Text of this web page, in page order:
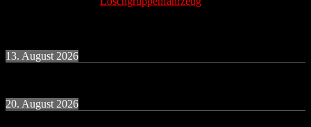
13. August 2026
20. August 2026